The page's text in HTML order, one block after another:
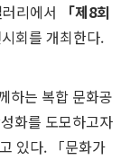
리에서
「제8회
회를 개최한다.
하는 복합 문화공
화를 도모하고자
있다. 「문화가